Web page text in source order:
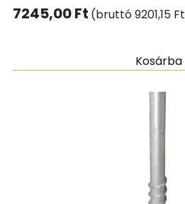
7245,00Ft (bruttó9201,15 Ft
Kosárba